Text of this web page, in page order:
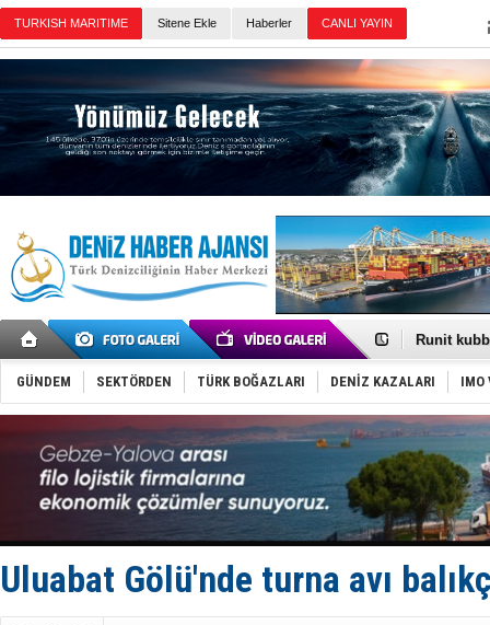
Sitene Ekle Haberler
Fairline,
Runit
Dünyanın
Türk
Hüseyin
Hat-San
Med
Tekne, su
Dışişleri
Kruvaziyer
GÜNDEM SEKTÖRDEN TÜRK BOĞAZLARI DENİZ KAZALARI IMO
Uluabat Gölü'nde turna avı